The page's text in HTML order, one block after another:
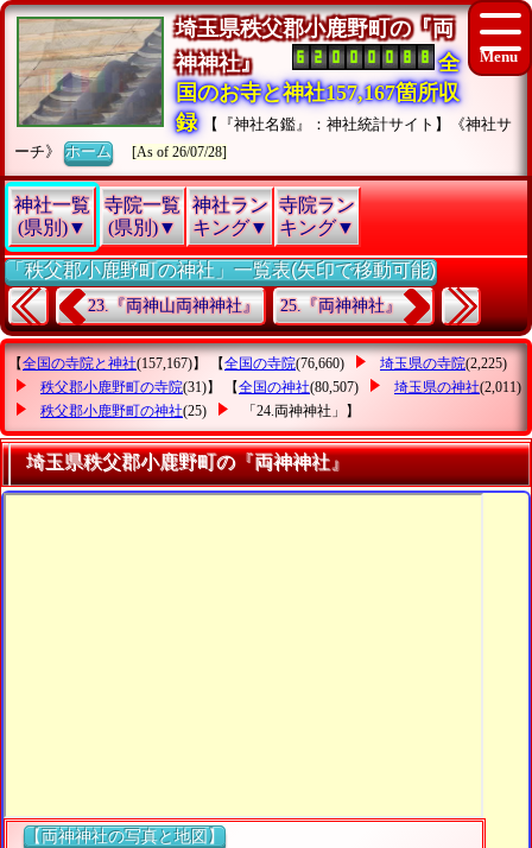
埼玉県秩父郡小鹿野町の『両
神神社』
全
国のお寺と神社157,167箇所収
録
【『神社名鑑』：神社統計サイト】《神社サ
ーチ》ホーム [As of 26/07/28]
神社一覧
(県別)▼
寺院一覧
(県別)▼
神社ラン
キング▼
寺院ラン
キング▼
「秩父郡小鹿野町の神社」一覧表(矢印で移動可能)
23.『両神山両神神社』 25.『両神神社』
【全国の寺院と神社(157,167)】 【全国の寺院(76,660) 埼玉県の寺院(2,225)
秩父郡小鹿野町の寺院(31)】 【全国の神社(80,507) 埼玉県の神社(2,011)
秩父郡小鹿野町の神社(25) 「24.両神神社」 】
埼玉県秩父郡小鹿野町の『両神神社』
【両神神社の写真と地図】